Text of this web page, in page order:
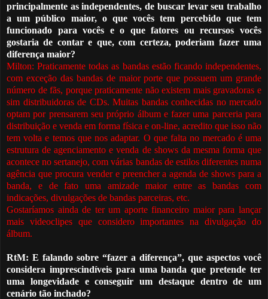
principalmente as independentes, de buscar levar seu trabalho
a um público maior, o que vocês tem percebido que tem
funcionado para vocês e o que fatores ou recursos vocês
gostaria de contar e que, com certeza, poderiam fazer uma
diferença maior?
Milton: Praticamente todas as bandas estão ficando independentes,
com exceção das bandas de maior porte que possuem um grande
número de fãs, porque praticamente não existem mais gravadoras e
sim distribuidoras de CDs. Muitas bandas conhecidas no mercado
optam por prensarem seu próprio álbum e fazer uma parceria para
distribuição e venda em forma física e on-line, acredito que isso não
tem volta e temos que nos adaptar. O que falta no mercado éuma
estrutura de agenciamento e venda de shows da mesma forma que
acontece no sertanejo, com várias bandas de estilos diferentes numa
agência que procura vender e preencher a agenda de shows para a
banda, e de fato uma amizade maior entre as bandas com
indicações, divulgações de bandas parceiras, etc.
Gostaríamos ainda de ter um aporte financeiro maior para lançar
mais videoclipes que considero importantes na divulgação do
álbum.
RtM: E falando sobre “fazer a diferença”, que aspectos você
considera imprescindíveis para uma banda que pretende ter
uma longevidade e conseguir um destaque dentro de um
cenário tão inchado?